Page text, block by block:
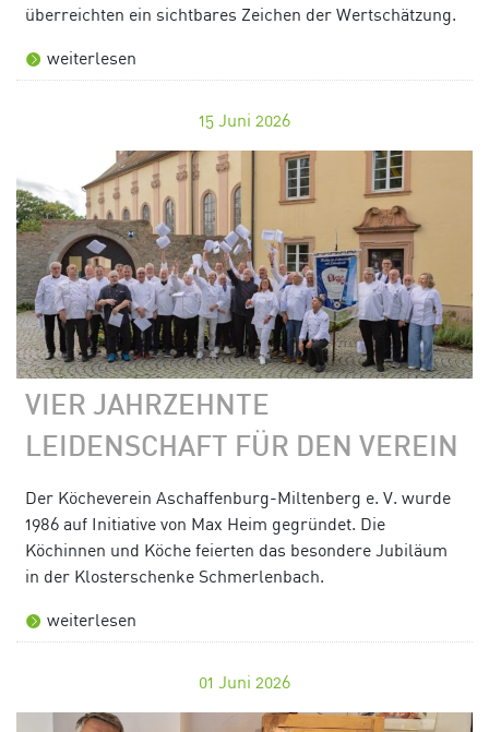
überreichten ein sichtbares Zeichen der Wertschätzung.
weiterlesen
15 Juni 2026
VIER JAHRZEHNTE
LEIDENSCHAFT FÜR DEN VEREIN
Der Köcheverein Aschaffenburg-Miltenberg e. V. wurde
1986 auf Initiative von Max Heim gegründet. Die
Köchinnen und Köche feierten das besondere Jubiläum
in der Klosterschenke Schmerlenbach.
weiterlesen
01 Juni 2026